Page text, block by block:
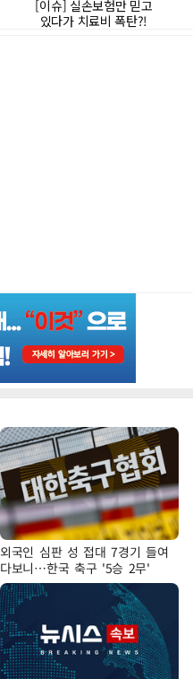
외국인 심판 성 접대 7경기 들여
다보니…한국 축구 '5승 2무'